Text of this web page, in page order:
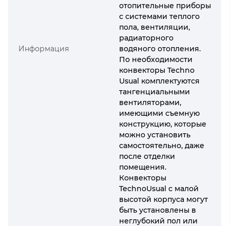
Информация
отопительные приборы
с системами теплого
пола, вентиляции,
радиаторного
водяного отопления.
По необходимости
конвекторы Techno
Usual комплектуются
тангенциальными
вентиляторами,
имеющими съемную
конструкцию, которые
можно установить
самостоятельно, даже
после отделки
помещения.
Конвекторы
TechnoUsual с малой
высотой корпуса могут
быть установлены в
неглубокий пол или